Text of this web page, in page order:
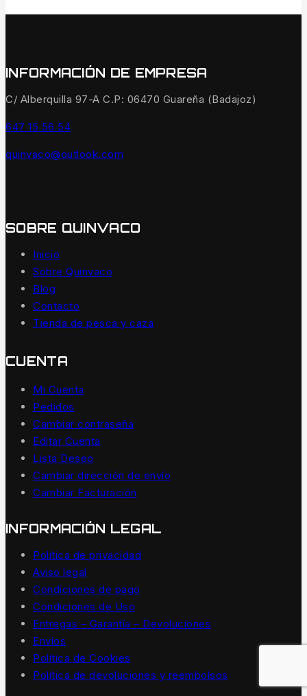
INFORMACIÓN DE EMPRESA
C/ Alberquilla 97-A C.P: 06470 Guareña (Badajoz)
647 15 56 54
quinvaco@outlook.com
SOBRE QUINVACO
Inicio
Sobre Quinvaco
Blog
Contacto
Tienda de pesca y caza
CUENTA
Mi Cuenta
Pedidos
Cambiar contraseña
Editar Cuenta
Lista Deseo
Cambiar dirección de envío
Cambiar Facturación
INFORMACIÓN LEGAL
Política de privacidad
Aviso legal
Condiciones de pago
Condiciones de Uso
Entregas – Garantía – Devoluciones
Envíos
Política de Cookies
Política de devoluciones y reembolsos